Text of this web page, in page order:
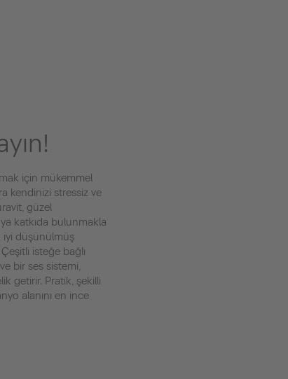
için mükemmel
kendinizi stressiz ve
güzel
katkıda bulunmakla
iyi düşünülmüş
isteğe bağlı
bir ses sistemi,
getirir. Pratik, şekilli
alanını en ince